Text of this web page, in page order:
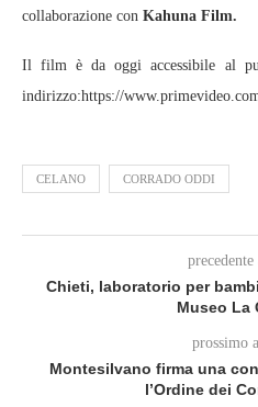
collaborazione con Kahuna Film.
Il film è da oggi accessibile al
indirizzo:https://
CELANO CORRADO ODDI
Chieti, laboratorio per
Museo La
prossimo
Montesilvano firma una
l’Ordine dei